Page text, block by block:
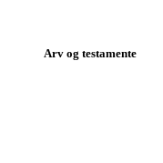
Arv og testamente